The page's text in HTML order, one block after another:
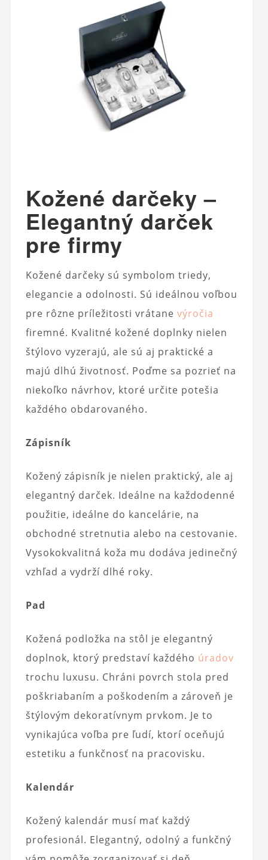
Kožené darčeky –
Elegantný darček
pre firmy
Kožené darčeky sú symbolom triedy,
elegancie a odolnosti. Sú ideálnou voľbou
pre rôzne príležitosti vrátane výročia
firemné. Kvalitné kožené doplnky nielen
štýlovo vyzerajú, ale sú aj praktické a
majú dlhú životnosť. Poďme sa pozrieť na
niekoľko návrhov, ktoré určite potešia
každého obdarovaného.
Zápisník
Kožený zápisník je nielen praktický, ale aj
elegantný darček. Ideálne na každodenné
použitie, ideálne do kancelárie, na
obchodné stretnutia alebo na cestovanie.
Vysokokvalitná koža mu dodáva jedinečný
vzhľad a vydrží dlhé roky.
Pad
Kožená podložka na stôl je elegantný
doplnok, ktorý predstaví každého úradov
trochu luxusu. Chráni povrch stola pred
poškriabaním a poškodením a zároveň je
štýlovým dekoratívnym prvkom. Je to
vynikajúca voľba pre ľudí, ktorí oceňujú
estetiku a funkčnosť na pracovisku.
Kalendár
Kožený kalendár musí mať každý
profesionál. Elegantný, odolný a funkčný